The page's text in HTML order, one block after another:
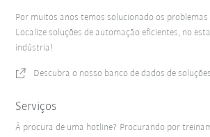
Por muitos anos temos solucionado os problemas
Localize soluções de automação eficientes, no
indústria!
Descubra o nosso banco de dados de soluções
Serviços
À procura de uma hotline? Procurando por